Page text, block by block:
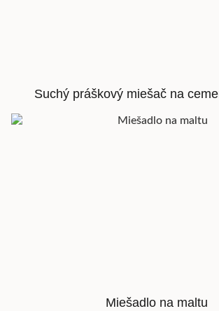
Suchý práškový miešač na
Miešadlo na maltu